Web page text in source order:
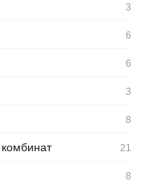
3
6
6
3
8
21
8